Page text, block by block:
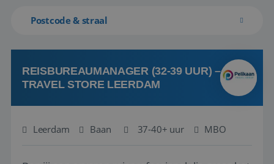
Postcode & straal
REISBUREAUMANAGER (32-39 UUR) –
TRAVEL STORE LEERDAM
Leerdam Baan 37-40+ uur MBO